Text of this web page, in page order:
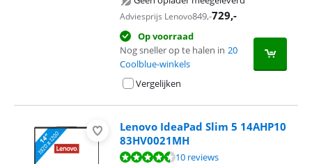
Adviesprijs Lenovo849,-729,-
Op voorraad
Nog sneller op te halen in 20
Coolblue-winkels
Vergelijken
Lenovo IdeaPad Slim 5 14AHP10
83HV0021MH
Beoordeling is 9,0 van de 10, gebaseerd op 10 reviews.
10 reviews